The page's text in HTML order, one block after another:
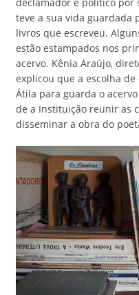
teve a sua vida guardada
livros que escreveu.
estão estampados nos
acervo. Kênia Araújo,
explicou que a escolha
Átila para guarda o
de a Instituição reunir as
disseminar a obra do